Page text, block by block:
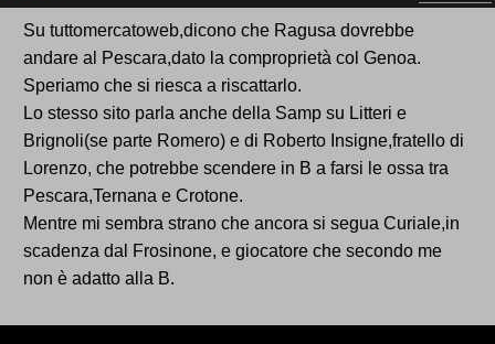
Su tuttomercatoweb,dicono che Ragusa dovrebbe
andare al Pescara,dato la comproprietà col Genoa.
Speriamo che si riesca a riscattarlo.
Lo stesso sito parla anche della Samp su Litteri e
Brignoli(se parte Romero) e di Roberto Insigne,fratello di
Lorenzo, che potrebbe scendere in B a farsi le ossa tra
Pescara,Ternana e Crotone.
Mentre mi sembra strano che ancora si segua Curiale,in
scadenza dal Frosinone, e giocatore che secondo me
non è adatto alla B.